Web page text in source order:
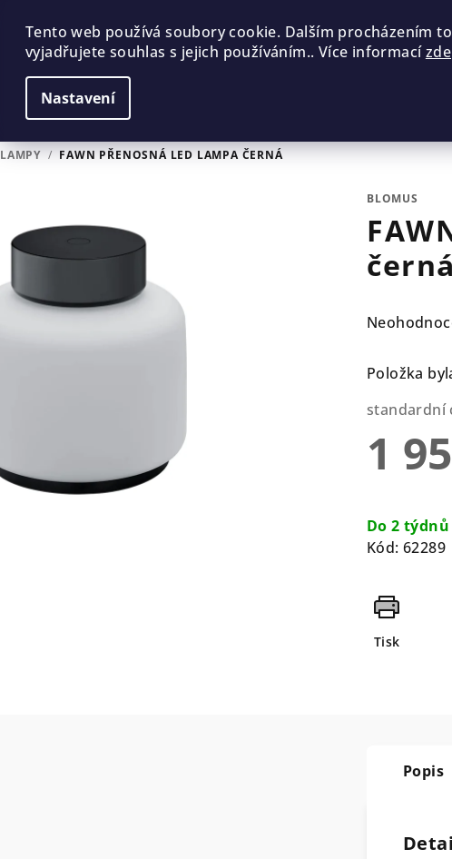
Tento web používá soubory cookie. Dalším procházením
vyjadřujete souhlas s jejich používáním.. Více informacízde
Nastavení
LAMPY / FAWN PŘENOSNÁ LED LAMPA ČERNÁ
BLOMUS
černá
Průměrné
produktu
0,0
5
hvězdiček.
Položka
standardní
1
cena:
Do 2 týdnů
Kód: 62289
Tisk
Popis